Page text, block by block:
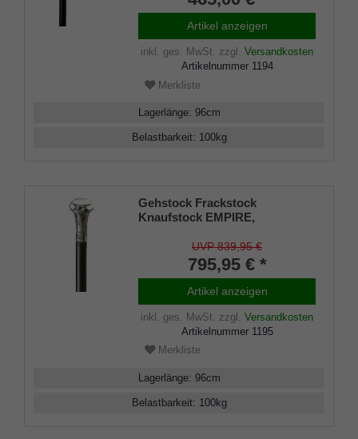
Artikel anzeigen
inkl. ges. MwSt. zzgl. Versandkosten
Artikelnummer 1194
Merkliste
Lagerlänge: 96cm
Belastbarkeit: 100kg
Gehstock Frackstock
Knaufstock EMPIRE,
echtem 925/1000 Sterlingsilber
mit feinen Ziselierungen,
aufgesetzt auf einen Stock aus
edlem Makassar Ebenholz,
inklusiv Gummipuffer.
UVP 839,95 €
795,95 € *
Artikel anzeigen
inkl. ges. MwSt. zzgl. Versandkosten
Artikelnummer 1195
Merkliste
Lagerlänge: 96cm
Belastbarkeit: 100kg